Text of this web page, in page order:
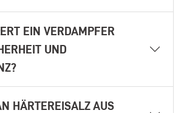
EIN VERDAMPFER
UND
HÄRTEREISALZ AUS